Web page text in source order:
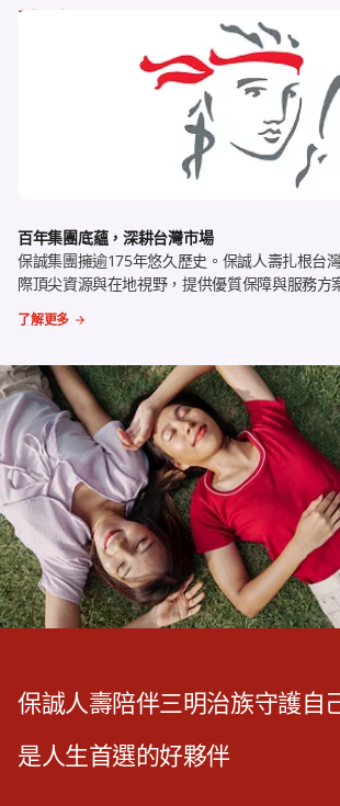
了解更多
百年集團底蘊，深耕台灣市場
保誠集團擁逾175年悠久歷史。保誠人壽扎根台
際頂尖資源與在地視野，提供優質保障與服務方
了解更多
保誠人壽陪伴三明治族守護自
是人生首選的好夥伴